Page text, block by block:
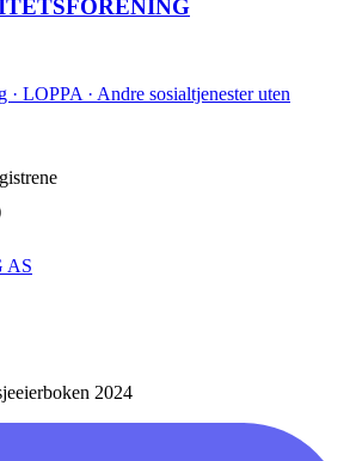
LOPPA · Andre sosialtjenester uten
AS
2024